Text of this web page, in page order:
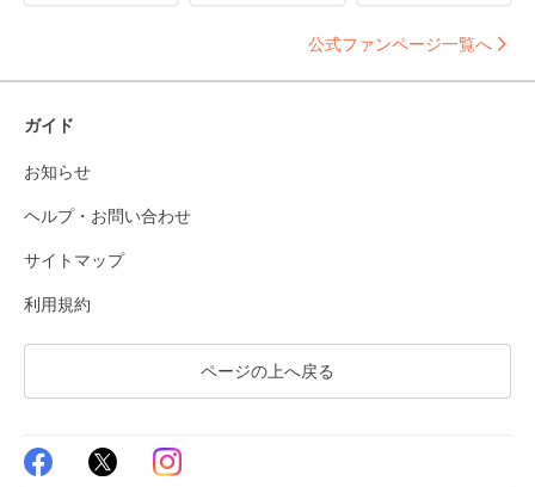
公式ファンページ一覧へ
ガイド
お知らせ
ヘルプ・お問い合わせ
サイトマップ
利用規約
ページの上へ戻る